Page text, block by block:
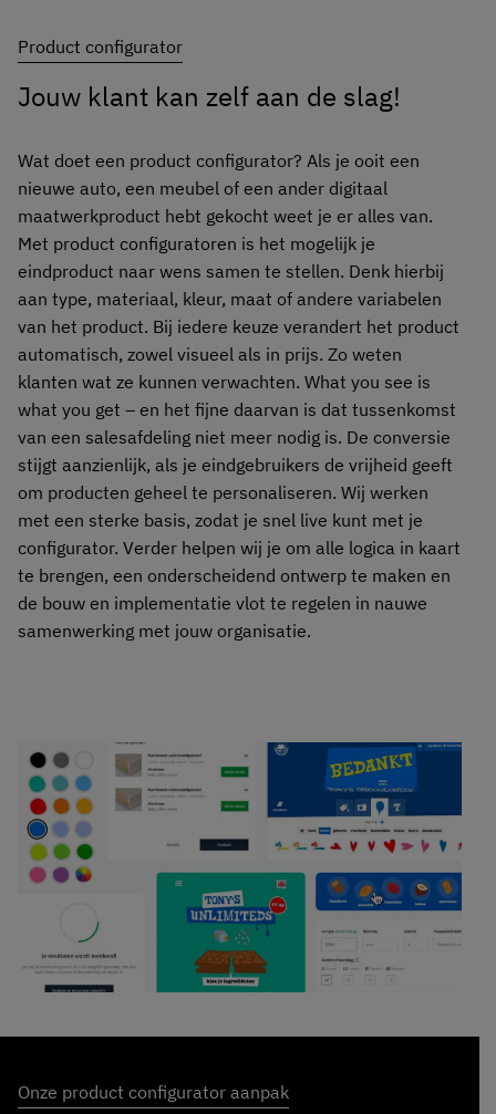
Product configurator
Jouw klant kan zelf aan de slag!
Wat doet een product configurator? Als je ooit een
nieuwe auto, een meubel of een ander digitaal
maatwerkproduct hebt gekocht weet je er alles van.
Met product configuratoren is het mogelijk je
eindproduct naar wens samen te stellen. Denk hierbij
aan type, materiaal, kleur, maat of andere variabelen
van het product. Bij iedere keuze verandert het product
automatisch, zowel visueel als in prijs. Zo weten
klanten wat ze kunnen verwachten. What you see is
what you get – en het fijne daarvan is dat tussenkomst
van een salesafdeling niet meer nodig is. De conversie
stijgt aanzienlijk, als je eindgebruikers de vrijheid geeft
om producten geheel te personaliseren. Wij werken
met een sterke basis, zodat je snel live kunt met je
configurator. Verder helpen wij je om alle logica in kaart
te brengen, een onderscheidend ontwerp te maken en
de bouw en implementatie vlot te regelen in nauwe
samenwerking met jouw organisatie.
Onze product configurator aanpak